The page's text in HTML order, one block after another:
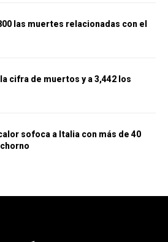
las muertes relacionadas con el
cifra de muertos y a 3,442 los
sofoca a Italia con más de 40